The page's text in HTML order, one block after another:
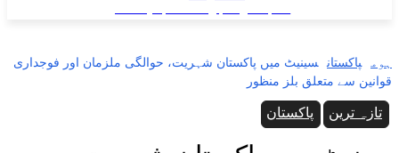
ہوم پاکستان
سینیٹ میں پاکستان شہریت، حوالگی ملزمان اور فوجداری
قوانین سے متعلق بلز منظور
پاکستان تازہ ترین